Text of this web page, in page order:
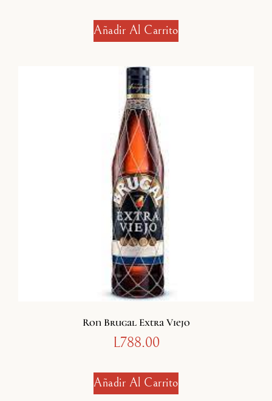
Añadir Al Carrito
Ron Brugal Extra Viejo
L788.00
Añadir Al Carrito